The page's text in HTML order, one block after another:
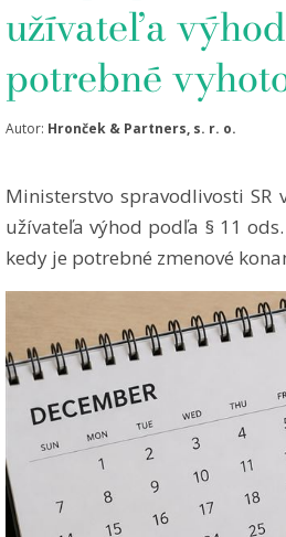
užívateľa
potrebné
Autor: Hronček & Partners, s. r. o.
Ministerstvo spravodlivosti
užívateľa výhod podľa § 11
kedy je potrebné zmenové